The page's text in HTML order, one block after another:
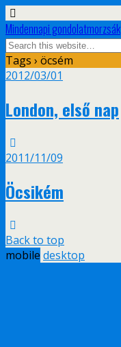
Mindennapi gondolatmorzsák
Tags › öcsém
2012/03/01
London, első nap
2011/11/09
Öcsikém
Back to top
mobile desktop